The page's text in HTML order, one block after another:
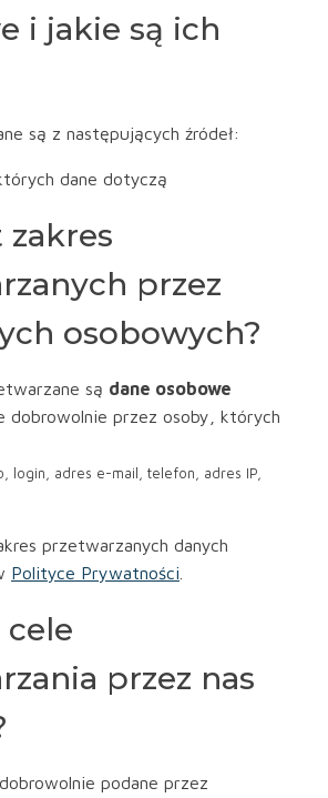
i jakie są ich
są z następujących źródeł:
dane dotyczą
zakres
przez
osobowych?
są dane osobowe
dobrowolnie przez osoby, których
login, adres e-mail, telefon, adres IP,
przetwarzanych danych
Polityce Prywatności
cele
przez nas
podane przez